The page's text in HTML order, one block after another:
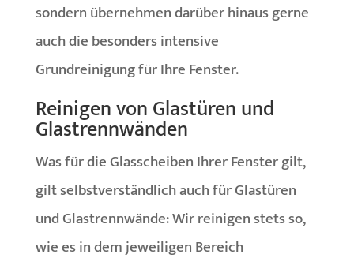
sondern übernehmen darüber hinaus gerne
auch die besonders intensive
Grundreinigung für Ihre Fenster.
Reinigen von Glastüren und
Glastrennwänden
Was für die Glasscheiben Ihrer Fenster gilt,
gilt selbstverständlich auch für Glastüren
und Glastrennwände: Wir reinigen stets so,
wie es in dem jeweiligen Bereich